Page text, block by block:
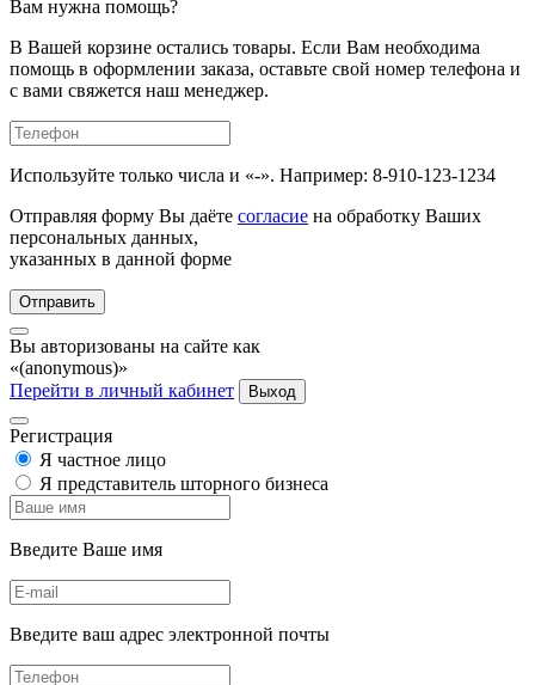
Вам нужна помощь?
В Вашей корзине остались товары. Если Вам необходима
помощь в оформлении заказа, оставьте свой номер телефона и
с вами свяжется наш менеджер.
Используйте только числа и «-». Например: 8-910-123-1234
Отправляя форму Вы даёте согласие на обработку Ваших
персональных данных,
указанных в данной форме
Отправить
Вы авторизованы на сайте как
«(anonymous)»
Перейти в личный кабинет
Выход
Регистрация
Я частное лицо
Я представитель шторного бизнеса
Введите Ваше имя
Введите ваш адрес электронной почты